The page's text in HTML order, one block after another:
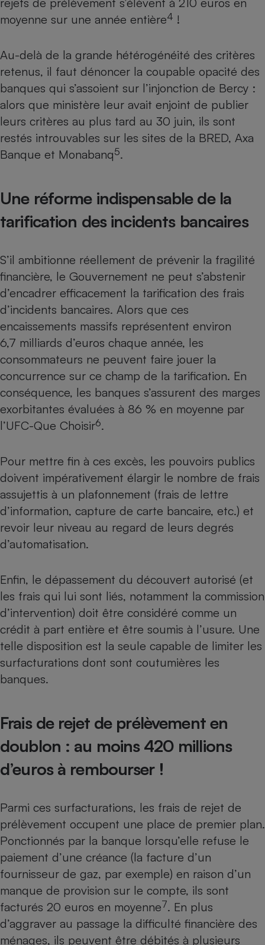
moyenne sur une année entière4 !
Au-delà de la grande hétérogénéité des critères
retenus, il faut dénoncer la coupable opacité des
banques qui s’assoient sur l’injonction de Bercy :
alors que ministère leur avait enjoint de publier
leurs critères au plus tard au 30 juin, ils sont
restés introuvables sur les sites de la BRED, Axa
Banque et Monabanq5.
Une réforme indispensable de la
tarification des incidents bancaires
S’il ambitionne réellement de prévenir la fragilité
financière, le Gouvernement ne peut s’abstenir
d’encadrer efficacement la tarification des frais
d’incidents bancaires. Alors que ces
encaissements massifs représentent environ
6,7 milliards d’euros chaque année, les
consommateurs ne peuvent faire jouer la
concurrence sur ce champ de la tarification. En
conséquence, les banques s’assurent des marges
exorbitantes évaluées à 86 % en moyenne par
l’UFC-Que Choisir6.
Pour mettre fin à ces excès, les pouvoirs publics
doivent impérativement élargir le nombre de frais
assujettis à un plafonnement (frais de lettre
d’information, capture de carte bancaire, etc.) et
revoir leur niveau au regard de leurs degrés
d’automatisation.
Enfin, le dépassement du découvert autorisé (et
les frais qui lui sont liés, notamment la commission
d’intervention) doit être considéré comme un
crédit à part entière et être soumis à l’usure. Une
telle disposition est la seule capable de limiter les
surfacturations dont sont coutumières les
banques.
Frais de rejet de prélèvement en
doublon : au moins 420 millions
d’euros à rembourser !
Parmi ces surfacturations, les frais de rejet de
prélèvement occupent une place de premier plan.
Ponctionnés par la banque lorsqu’elle refuse le
paiement d’une créance (la facture d’un
fournisseur de gaz, par exemple) en raison d’un
manque de provision sur le compte, ils sont
facturés 20 euros en moyenne7. En plus
d’aggraver au passage la difficulté financière des
ménages, ils peuvent être débités à plusieurs